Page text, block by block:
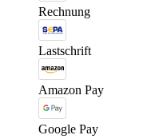
Rechnung
Lastschrift
Amazon Pay
Google Pay